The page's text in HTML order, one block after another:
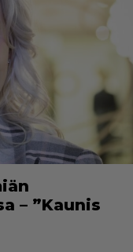
– ”Kaunis